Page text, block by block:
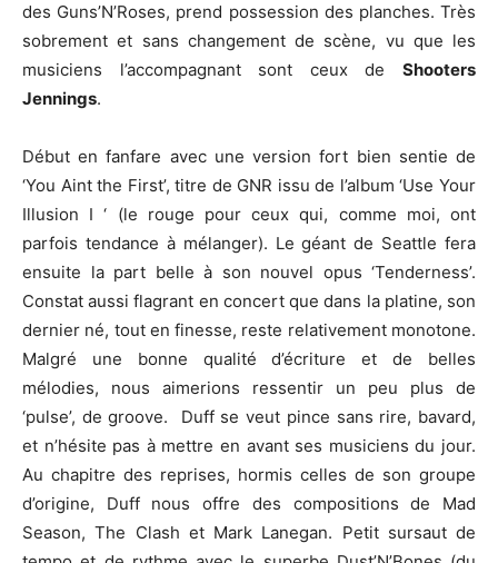
des Guns’N’Roses, prend possession des planches. Très
sobrement et sans changement de scène, vu que les
musiciens l’accompagnant sont ceux de Shooters
Jennings.
Début en fanfare avec une version fort bien sentie de
‘You Aint the First’, titre de GNR issu de l’album ‘Use Your
Illusion I ‘ (le rouge pour ceux qui, comme moi, ont
parfois tendance à mélanger). Le géant de Seattle fera
ensuite la part belle à son nouvel opus ‘Tenderness’.
Constat aussi flagrant en concert que dans la platine, son
dernier né, tout en finesse, reste relativement monotone.
Malgré une bonne qualité d’écriture et de belles
mélodies, nous aimerions ressentir un peu plus de
‘pulse’, de groove. Duff se veut pince sans rire, bavard,
et n’hésite pas à mettre en avant ses musiciens du jour.
Au chapitre des reprises, hormis celles de son groupe
d’origine, Duff nous offre des compositions de Mad
Season, The Clash et Mark Lanegan. Petit sursaut de